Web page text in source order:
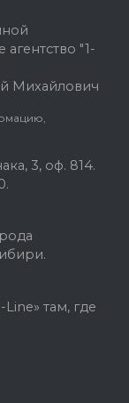
"1-
Михайлович
3, оф. 814.
там, где